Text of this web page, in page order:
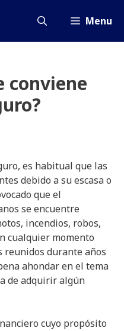
Menu
conviene
es habitual que las
debido a su escasa o
que el
se encuentre
incendios, robos,
cualquier momento
reunidos durante años
ahondar en el tema
de adquirir algún
cuyo propósito